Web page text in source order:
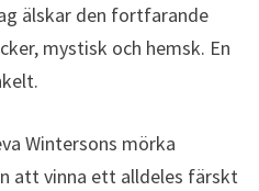
älskar den fortfarande
mystisk och hemsk. En
Wintersons mörka
att vinna ett alldeles färskt